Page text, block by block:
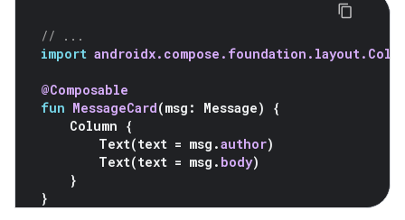
// ...
import
@Composable
fun MessageCard(msg : Message)
{
Column {
Text(text = msg .author)
Text(text = msg . body)
}
}